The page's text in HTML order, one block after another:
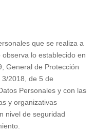
que se realiza a
lo establecido en
General de Protección
2018, de 5 de
Personales y con las
y organizativas
nivel de seguridad